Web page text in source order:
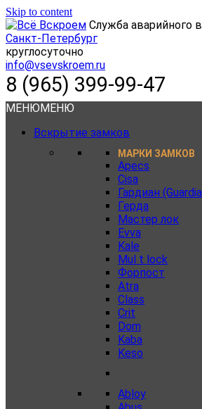
Skip to content
Служба аварийного
Санкт-Петербург
круглосуточно
info@vsevskroem.ru
8 (965) 399-99-47
МЕНЮМЕНЮ
Вскрытие замков
МАРКИ ЗАМКОВ
Apecs
Cisa
Гардиан
Герда
Мастер лок
Evva
Kale
Mul t lock
Форпост
Atra
Class
Crit
Dom
Kaba
Keso
Abloy